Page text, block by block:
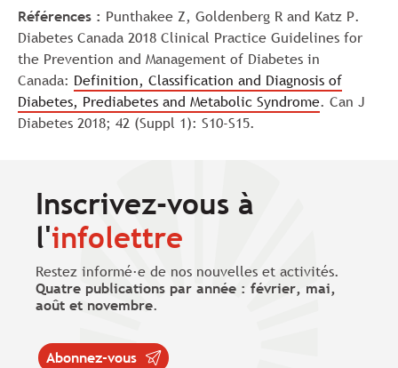
Références : Punthakee Z, Goldenberg R and Katz P.
Diabetes Canada 2018 Clinical Practice Guidelines for
the Prevention and Management of Diabetes in
Canada: Definition, Classification and Diagnosis of
Diabetes, Prediabetes and Metabolic Syndrome. Can J
Diabetes 2018; 42 (Suppl 1): S10-S15.
Inscrivez-vous à
l'infolettre
Restez informé·e de nos nouvelles et activités.
Quatre publications par année : février, mai,
août et novembre.
Abonnez-vous